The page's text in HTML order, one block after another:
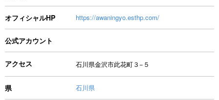
オフィシャルHP https://awaningyo.esthp.com/
公式アカウント
アクセス 石川県金沢市此花町３−５
県 石川県